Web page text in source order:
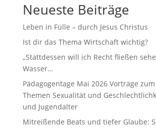
Neueste Beiträge
Leben in Fülle – durch Jesus Christus
Ist dir das Thema Wirtschaft wichtig?
„Stattdessen will ich Recht fließen
Wasser…
Pädagogentage Mai 2026 Vorträge
Themen Sexualität und
und Jugendalter
Mitreißende Beats und tiefer Glaube: